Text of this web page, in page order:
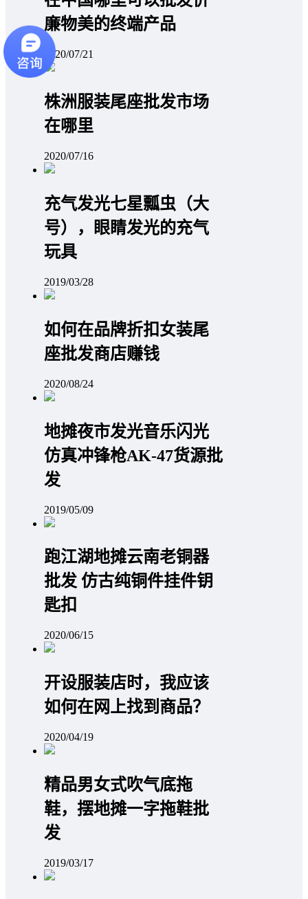
廉物美的终端产品
2020/07/21
株洲服装尾座批发市场
在哪里
2020/07/16
充气发光七星瓢虫（大
号），眼睛发光的充气
玩具
2019/03/28
如何在品牌折扣女装尾
座批发商店赚钱
2020/08/24
地摊夜市发光音乐闪光
仿真冲锋枪AK-47货源批
发
2019/05/09
跑江湖地摊云南老铜器
批发 仿古纯铜件挂件钥
匙扣
2020/06/15
开设服装店时，我应该
如何在网上找到商品？
2020/04/19
精品男女式吹气底拖
鞋，摆地摊一字拖鞋批
发
2019/03/17